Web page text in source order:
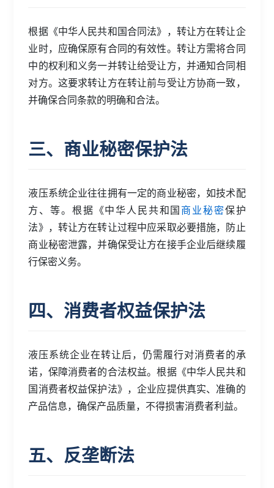
根据《中华人民共和国合同法》，转让方在转让企
业时，应确保原有合同的有效性。转让方需将合同
中的权利和义务一并转让给受让方，并通知合同相
对方。这要求转让方在转让前与受让方协商一致，
并确保合同条款的明确和合法。
三、商业秘密保护法
液压系统企业往往拥有一定的商业秘密，如技术配
方、等。根据《中华人民共和国商业秘密保护
法》，转让方在转让过程中应采取必要措施，防止
商业秘密泄露，并确保受让方在接手企业后继续履
行保密义务。
四、消费者权益保护法
液压系统企业在转让后，仍需履行对消费者的承
诺，保障消费者的合法权益。根据《中华人民共和
国消费者权益保护法》，企业应提供真实、准确的
产品信息，确保产品质量，不得损害消费者利益。
五、反垄断法